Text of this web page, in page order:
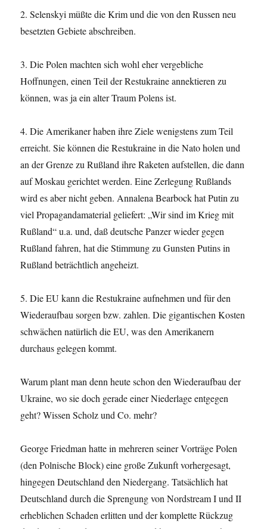
2. Selenskyi müßte die Krim und die von den Russen neu
besetzten Gebiete abschreiben.
3. Die Polen machten sich wohl eher vergebliche
Hoffnungen, einen Teil der Restukraine annektieren zu
können, was ja ein alter Traum Polens ist.
4. Die Amerikaner haben ihre Ziele wenigstens zum Teil
erreicht. Sie können die Restukraine in die Nato holen und
an der Grenze zu Rußland ihre Raketen aufstellen, die dann
auf Moskau gerichtet werden. Eine Zerlegung Rußlands
wird es aber nicht geben. Annalena Bearbock hat Putin zu
viel Propagandamaterial geliefert: „Wir sind im Krieg mit
Rußland“ u.a. und, daß deutsche Panzer wieder gegen
Rußland fahren, hat die Stimmung zu Gunsten Putins in
Rußland beträchtlich angeheizt.
5. Die EU kann die Restukraine aufnehmen und für den
Wiederaufbau sorgen bzw. zahlen. Die gigantischen Kosten
schwächen natürlich die EU, was den Amerikanern
durchaus gelegen kommt.
Warum plant man denn heute schon den Wiederaufbau der
Ukraine, wo sie doch gerade einer Niederlage entgegen
geht? Wissen Scholz und Co. mehr?
George Friedman hatte in mehreren seiner Vorträge Polen
(den Polnische Block) eine große Zukunft vorhergesagt,
hingegen Deutschland den Niedergang. Tatsächlich hat
Deutschland durch die Sprengung von Nordstream I und II
erheblichen Schaden erlitten und der komplette Rückzug